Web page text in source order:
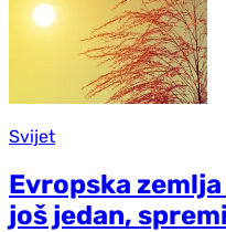
Svijet
Evropska
još jedan,